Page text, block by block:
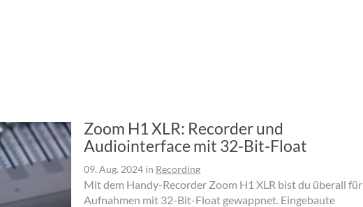
Zoom H1 XLR: Recorder und
Audiointerface mit 32-Bit-Float
09. Aug. 2024in Recording
Mit dem Handy-Recorder Zoom H1 XLR bist du überall für
Aufnahmen mit 32-Bit-Float gewappnet. Eingebaute